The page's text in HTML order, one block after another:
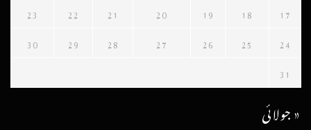
17
18
19
20
21
22
23
24
25
26
27
28
29
30
31
« جولائی